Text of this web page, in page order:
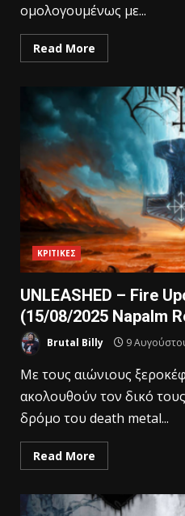
ομολογουμένως με...
Read More
ΚΡΙΤΙΚΕΣ
UNLEASHED – Fire
(15/08/2025 Napalm
Brutal Billy 9
Mε τους αιώνιους
ακολουθούν τον δικό
δρόμο του death metal...
Read More